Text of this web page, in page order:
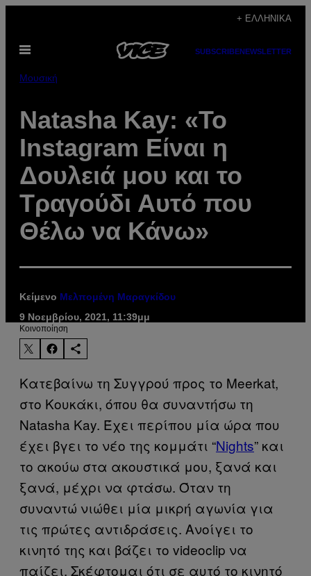
περιεχόμενο
+ ΕΛΛΗΝΙΚΆ
Ανοίξτε
SUBSCRIBENEWSLETTER
Μουσική
Natasha Kay: «Το
Instagram Eίναι η
Δουλειά μου και το
Τραγούδι Αυτό που
Θέλω να Κάνω»
Κείμενο Μελπομένη Μαραγκίδου
9 Νοεμβρίου, 2021, 11:39μμ
Kοινοποίηση
Κατεβαίνω τη Συγγρού προς το Meerkat,
στο Κουκάκι, όπου θα συναντήσω τη
Natasha Kay. Έχει περίπου μία ώρα που
έχει βγει το νέο της κομμάτι “Nights” και
το ακούω στα ακουστικά μου, ξανά και
ξανά, μέχρι να φτάσω. Όταν τη
συναντώ νιώθει μία μικρή αγωνία για
τις πρώτες αντιδράσεις. Ανοίγει το
κινητό της και βάζει το videoclip να
παίζει. Σκέφτομαι ότι σε αυτό το κινητό